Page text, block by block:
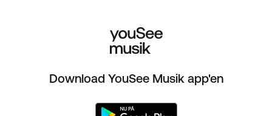
Download YouSee Musik app'en